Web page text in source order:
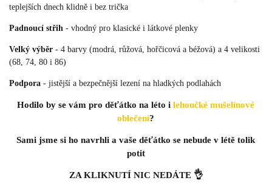
teplejších dnech klidně i bez trička
Padnoucí střih - vhodný pro klasické i látkové plenky
Velký výběr - 4 barvy (modrá, růžová, hořčicová a béžová) a 4 velikosti
(68, 74, 80 i 86)
Podpora - jistější a bezpečnější lezení na hladkých podlahách
Hodilo by se vám pro děťátko na léto ilehoučké mušelínové
oblečení?
Sami jsme si ho navrhli a vaše děťátko se nebude v létě tolik
potit
ZA KLIKNUTÍ NIC NEDÁTE 👌